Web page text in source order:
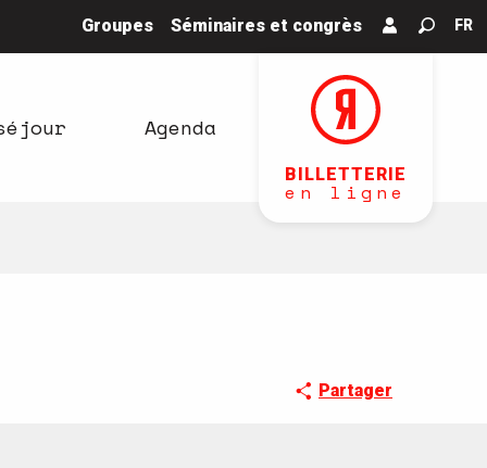
Groupes Séminaires et congrès FR
BILLETTERIE
en ligne
Agenda
Partager